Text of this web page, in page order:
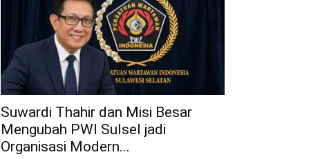
Suwardi Thahir dan Misi Besar
Mengubah PWI Sulsel jadi
Organisasi Modern...